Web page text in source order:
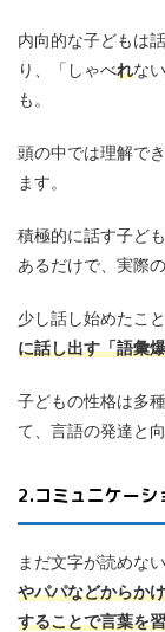
内向的な子どもは
り、「しゃべれな
も。
頭の中では理解で
ます。
積極的に話す子ど
あるだけで、実際
少し話し始めたこ
に話し出す「語彙
子どもの性格は多
て、言語の発達と
2.コミュニケーシ
まだ文字が読めな
やパパなどからか
することで言葉を